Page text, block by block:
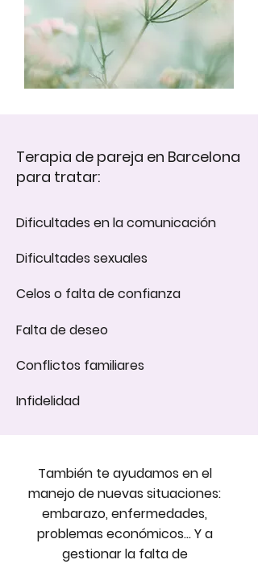
Terapia de pareja en Barcelona
para tratar:
Dificultades en la comunicación​
Dificultades sexuales
Celos o falta de confianza
Falta de deseo
Conflictos familiares
Infidelidad
También te ayudamos en el
manejo de nuevas situaciones:
embarazo, enfermedades,
problemas económicos... Y a
gestionar la falta de